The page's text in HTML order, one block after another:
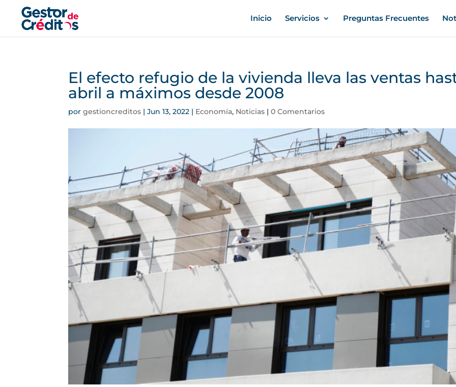
Inicio Servicios Preguntas Frecuentes
El efecto refugio de la vivienda lleva las ventas
abril a máximos desde 2008
porgestioncreditos |Jun 13, 2022 | Economía, Noticias |0 Comentarios